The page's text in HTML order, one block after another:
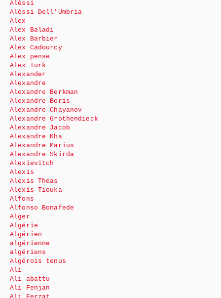
Alèssi
Alèssi Dell’Umbria
Alex
Alex Baladi
Alex Barbier
Alex Cadourcy
Alex pense
Alex Türk
Alexander
Alexandre
Alexandre Berkman
Alexandre Boris
Alexandre Chayanov
Alexandre Grothendieck
Alexandre Jacob
Alexandre Kha
Alexandre Marius
Alexandre Skirda
Alexievitch
Alexis
Alexis Théas
Alexis Tiouka
Alfons
Alfonso Bonafede
Alger
Algérie
Algérien
algérienne
algériens
Algérois tenus
Ali
Ali abattu
Ali Fenjan